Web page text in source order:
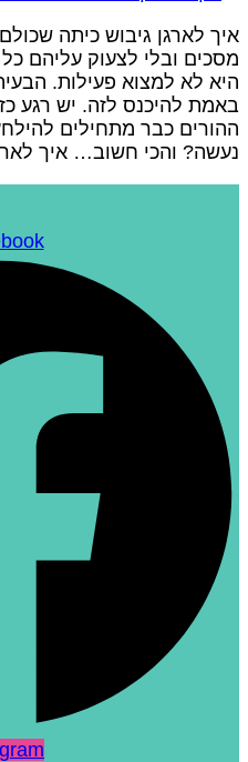
לארגן גיבוש כיתה שכולם
ובלי לצעוק עליהם כל
להיכנס לזה. יש רגע כזה
כבר מתחילים
והכי חשוב… איך